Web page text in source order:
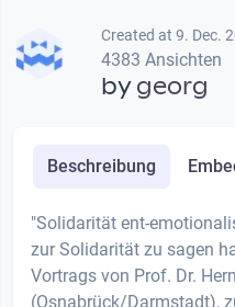
Created at 9. Dec.
4383 Ansichten
bygeorg
Beschreibung
"Solidarität ent-
zur Solidarität zu sagen
Vortrags von Prof. Dr.
(Osnabrück/Darmstadt),